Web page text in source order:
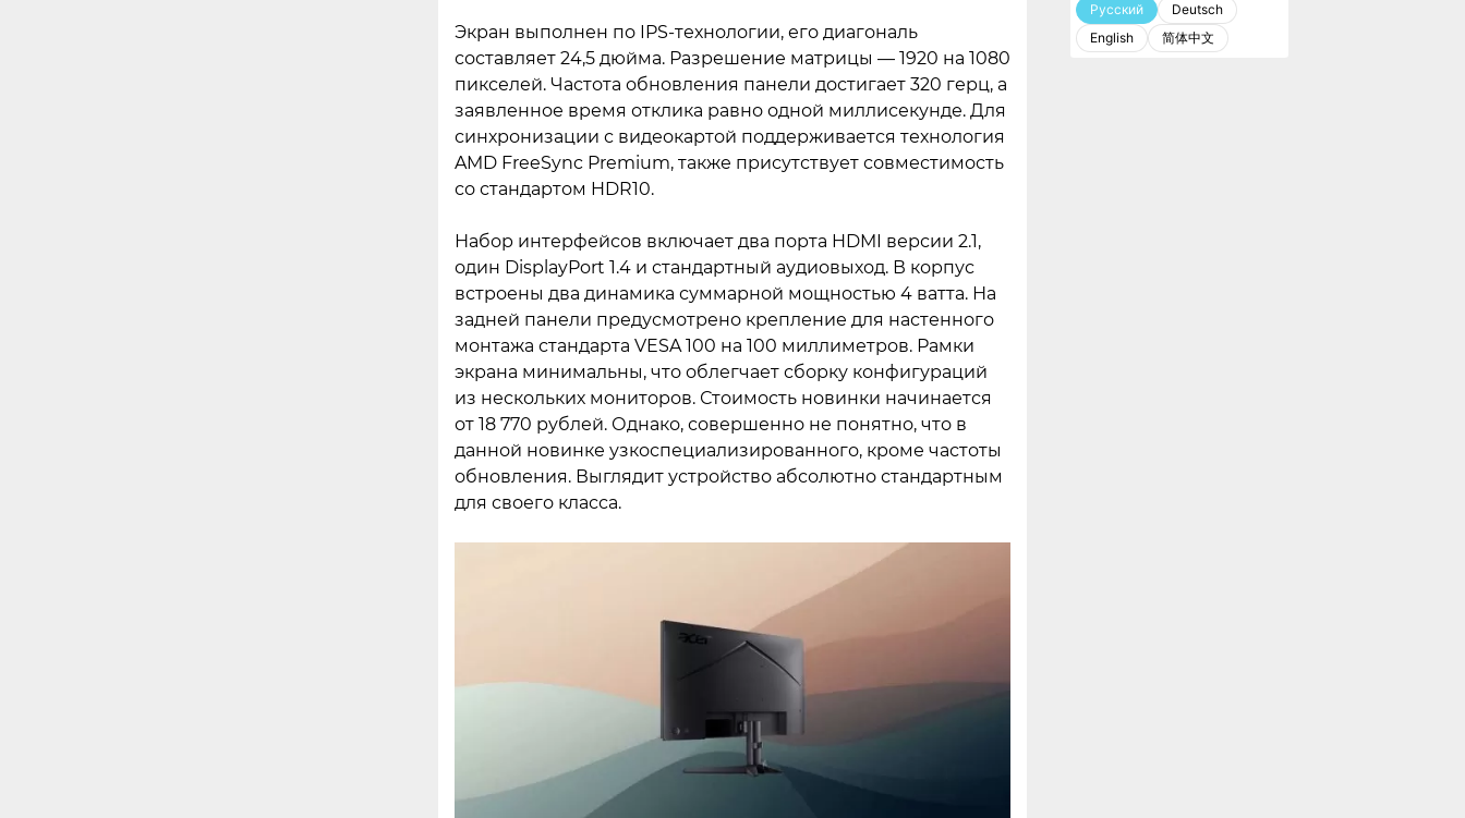
Экран выполнен по IPS-технологии, его диагональ
составляет 24,5 дюйма. Разрешение матрицы — 1920 на 1080
пикселей. Частота обновления панели достигает 320 герц, а
заявленное время отклика равно одной миллисекунде. Для
синхронизации с видеокартой поддерживается технология
AMD FreeSync Premium, также присутствует совместимость
со стандартом HDR10.
Набор интерфейсов включает два порта HDMI версии 2.1,
один DisplayPort 1.4 и стандартный аудиовыход. В корпус
встроены два динамика суммарной мощностью 4 ватта. На
задней панели предусмотрено крепление для настенного
монтажа стандарта VESA 100 на 100 миллиметров. Рамки
экрана минимальны, что облегчает сборку конфигураций
из нескольких мониторов. Стоимость новинки начинается
от 18 770 рублей. Однако, совершенно не понятно, что в
данной новинке узкоспециализированного, кроме частоты
обновления. Выглядит устройство абсолютно стандартным
для своего класса.
Русский
Deutsch
English
简体中文